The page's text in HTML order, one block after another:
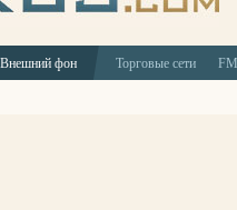
Внешний фон Торговые сети